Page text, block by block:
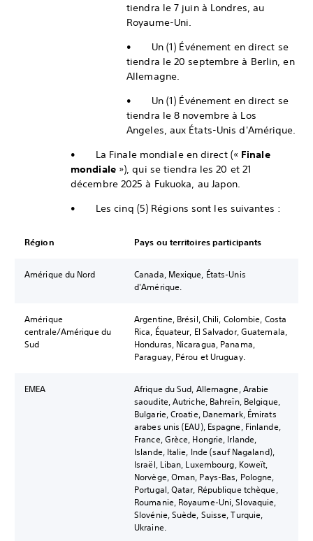
tiendra le 7 juin à Londres, au
Royaume-Uni.
• Un (1) Événement en direct se
tiendra le 20 septembre à Berlin, en
Allemagne.
• Un (1) Événement en direct se
tiendra le 8 novembre à Los
Angeles, aux États-Unis d'Amérique.
• La Finale mondiale en direct (« Finale
mondiale»), qui se tiendra les 20 et 21
décembre 2025 à Fukuoka, au Japon.
• Les cinq (5) Régions sont les suivantes :
Région Pays ou territoires participants
Amérique du Nord
Canada, Mexique, États-Unis
d'Amérique.
Amérique
centrale/Amérique du
Sud
Argentine, Brésil, Chili, Colombie, Costa
Rica, Équateur, El Salvador, Guatemala,
Honduras, Nicaragua, Panama,
Paraguay, Pérou et Uruguay.
EMEA
Afrique du Sud, Allemagne, Arabie
saoudite, Autriche, Bahreïn, Belgique,
Bulgarie, Croatie, Danemark, Émirats
arabes unis (EAU), Espagne, Finlande,
France, Grèce, Hongrie, Irlande,
Islande, Italie, Inde (sauf Nagaland),
Israël, Liban, Luxembourg, Koweït,
Norvège, Oman, Pays-Bas, Pologne,
Portugal, Qatar, République tchèque,
Roumanie, Royaume-Uni, Slovaquie,
Slovénie, Suède, Suisse, Turquie,
Ukraine.